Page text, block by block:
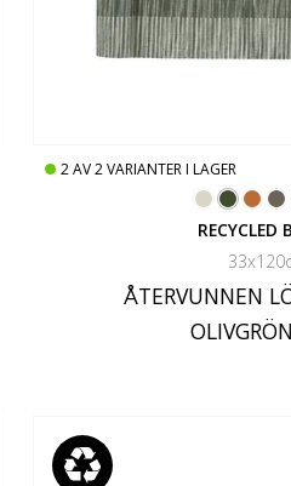
2AV2VARIANTER I LAGER
RECYCLED
ÅTERVUNNEN